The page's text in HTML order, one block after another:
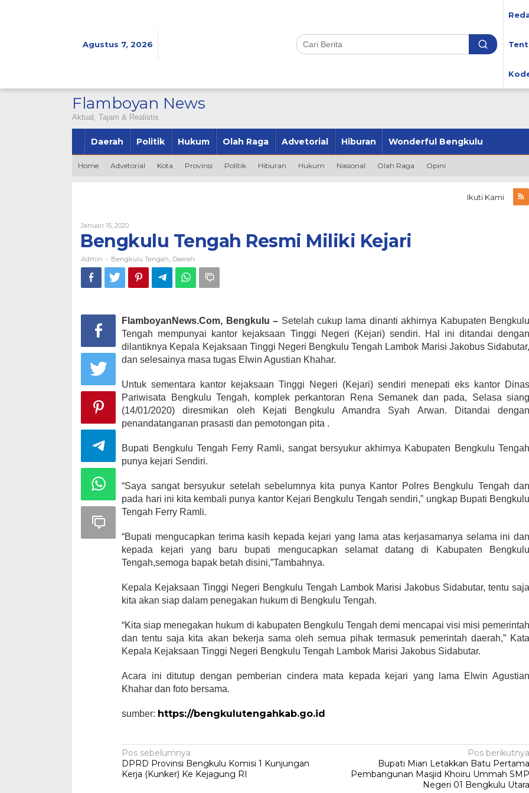
Agustus 7, 2026
Flamboyan News
Aktual, Tajam & Realistis
Daerah Politik Hukum Olah Raga Advetorial Hiburan Wonderful Bengkulu
Home Advetorial Kota Provinsi Politik Hiburan Hukum Nasional Olah Raga Opini
Ikuti Kami
Januari 15, 2020Oleh
Admin
Bengkulu Tengah Resmi Miliki Kejari
Admin - Bengkulu Tengah Daerah
FlamboyanNews.Com, Bengkulu – Setelah cukup lama dinanti akhirnya Kabupaten Bengkulu
Tengah mempunyai kantor kejaksaan Tinggi Negeri (Kejari) sendiri. Hal ini ditandai dengan
dilantiknya Kepala Kejaksaan Tinggi Negeri Bengkulu Tengah Lambok Marisi Jakobus Sidabutar,
dan selesainya masa tugas Elwin Agustian Khahar.
Untuk sementara kantor kejaksaan Tinggi Negeri (Kejari) sendiri menepati eks kantor Dinas
Pariwisata Bengkulu Tengah, komplek perkantoran Rena Semanek dan pada, Selasa siang
(14/01/2020) diresmikan oleh Kejati Bengkulu Amandra Syah Arwan. Ditandai dengan
penandatanganan prasasti dan pemotongan pita .
Bupati Bengkulu Tengah Ferry Ramli, sangat bersyukur akhirnya Kabupaten Bengkulu Tengah
punya kejari Sendiri.
“Saya sangat bersyukur setelah sebelumnya kita punya Kantor Polres Bengkulu Tengah dan
pada hari ini kita kembali punya kantor Kejari Bengkulu Tengah sendiri,” ungkap Bupati Bengkulu
Tengah Ferry Ramli.
“Bupati mengucapkan terima kasih kepada kejari yang lama atas kerjasamanya selama ini dan
kepada kejari yang baru bupati mengucapkan selamat datang di Kabupaten Bengkulu
Tengah,semoga bapak betah disini,”Tambahnya.
Kepala Kejaksaan Tinggi Negeri Bengkulu Tengah Lambok Marisi Jakobus Sidabutar, tentu saja
kita akan siap dalam penegakan hukum di Bengkulu Tengah.
“Kita siap menegakan hukum di kabupaten Bengkulu Tengah demi mencapai visi misi pemerintah
dan tentu saja kita akan bekerja sama oleh semua pihak termasuk pemerintah daerah,” Kata
Kepala Kejaksaan Tinggi Negeri Bengkulu Tengah Lambok Marisi Jakobus Sidabutar.
Acara ini ditutup dengan pemberian cindera mata kepada kejari yang lama Elwin Agustian
Khahar dan foto bersama.
sumber: https://bengkulutengahkab.go.id
Navigasi
pos
Pos sebelumnya
DPRD Provinsi Bengkulu Komisi 1 Kunjungan
Kerja (Kunker) Ke Kejagung RI
Pos berikutnya
Bupati Mian Letakkan Batu Pertama
Pembangunan Masjid Khoiru Ummah SMP
Negeri 01 Bengkulu Utara